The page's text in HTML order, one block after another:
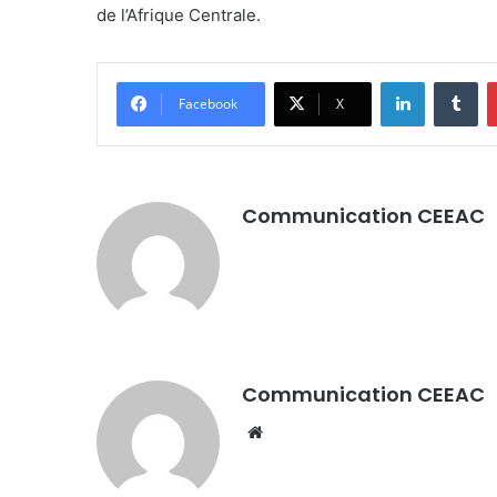
de l’Afrique Centrale.
Facebook X
Communication CEEAC
Communication CEEAC